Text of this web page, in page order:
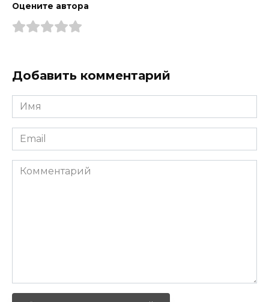
Оцените автора
Добавить комментарий
Имя
*
Email
*
Комментарий